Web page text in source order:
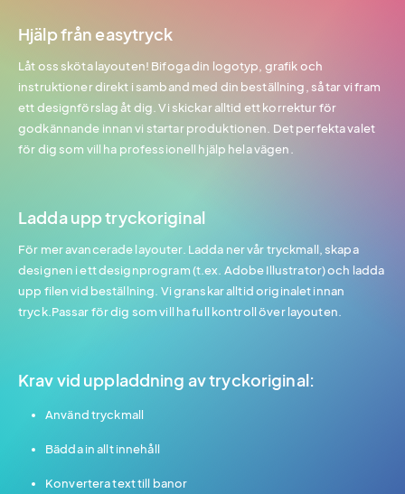
Hjälp från easytryck
Låt oss sköta layouten! Bifoga din logotyp, grafik och
instruktioner direkt i samband med din beställning, så tar vi fram
ett designförslag åt dig. Vi skickar alltid ett korrektur för
godkännande innan vi startar produktionen. Det perfekta valet
för dig som vill ha professionell hjälp hela vägen.
Ladda upp tryckoriginal
För mer avancerade layouter. Ladda ner vår tryckmall, skapa
designen i ett designprogram (t.ex. Adobe Illustrator) och ladda
upp filen vid beställning. Vi granskar alltid originalet innan
tryck.Passar för dig som vill ha full kontroll över layouten.
Krav vid uppladdning av tryckoriginal:
Använd tryckmall
Bädda in allt innehåll
Konvertera text till banor